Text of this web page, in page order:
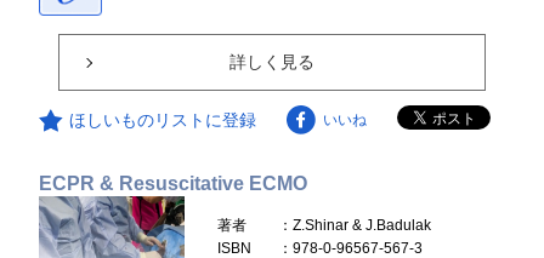
詳しく見る
ほしいものリストに登録 いいね
ECPR & Resuscitative ECMO
著者
：Z.Shinar & J.Badulak
ISBN
：978-0-96567-567-3